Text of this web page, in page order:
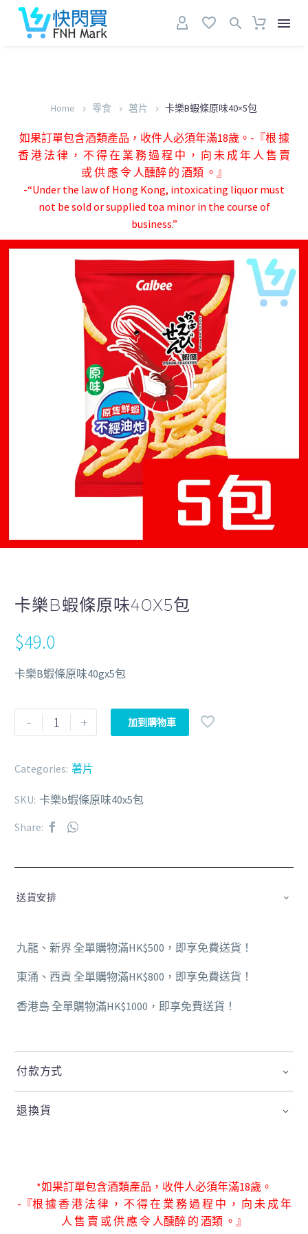
Home 零食 薯片 卡樂B蝦條原味40×5包
如果訂單包含酒類產品，收件人必須年滿18歲。-『根 據
香 港 法 律 ， 不 得 在 業 務 過 程 中 ， 向 未 成 年 人 售 賣
或 供 應 令 人醺醉 的 酒類 。』
-“Under the law of Hong Kong, intoxicating liquor must
not be sold or supplied toa minor in the course of
business.”
卡樂B蝦條原味40X5包
$49.0
卡樂B蝦條原味40gx5包
- + 加到購物車
Categories: 薯片
SKU: 卡樂b蝦條原味40x5包
Share:
送貨安排
九龍、新界 全單購物滿HK$500，即享免費送貨！
東涌、西貢 全單購物滿HK$800，即享免費送貨！
香港島 全單購物滿HK$1000，即享免費送貨！
付款方式
退換貨
*如果訂單包含酒類產品，收件人必須年滿18歲。
-『根 據 香 港 法 律 ， 不 得 在 業 務 過 程 中 ， 向 未 成 年
人 售 賣 或 供 應 令 人醺醉 的 酒類 。』